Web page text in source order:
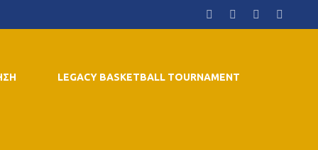
LEGACY BASKETBALL TOURNAMENT